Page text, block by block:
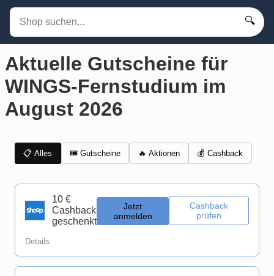
🔍
Aktuelle Gutscheine für
WINGS-Fernstudium im
August 2026
📋 Alles 🎟️ Gutscheine 🔥 Aktionen 💰 Cashback
10 €
Cashback
geschenkt
Jetzt
anmelden
Cashback
prüfen
Details